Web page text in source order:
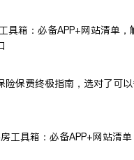
具箱：必备APP+网站清单，
险保费终极指南，选对了可
工具箱：必备APP+网站清